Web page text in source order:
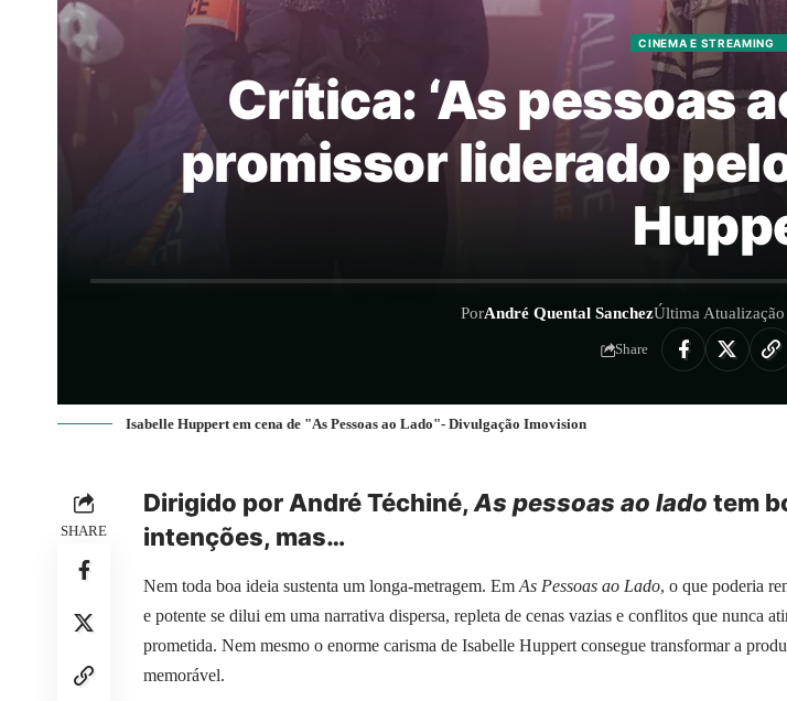
CINEMA E STREAMING
Crítica: ‘As pessoas
promissor liderado
PorAndré Quental SanchezÚltima
Share
Isabelle Huppert em cena de "As Pessoas ao Lado"- Divulgação Imovision
SHARE
Dirigido por André Téchiné, As pessoas ao lado tem
intenções, mas…
Nem toda boa ideia sustenta um longa-metragem. Em As Pessoas ao Lado, o que poderia
e potente se dilui em uma narrativa dispersa, repleta de cenas vazias e conflitos que nunca
prometida. Nem mesmo o enorme carisma de Isabelle Huppert consegue transformar a
memorável.